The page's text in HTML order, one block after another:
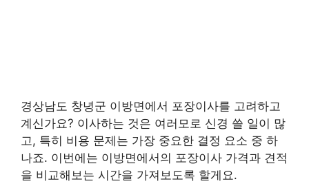
경상남도 창녕군 이방면에서 포장이사를 고려하고
계신가요? 이사하는 것은 여러모로 신경 쓸 일이 많
고, 특히 비용 문제는 가장 중요한 결정 요소 중 하
나죠. 이번에는 이방면에서의 포장이사 가격과 견적
을 비교해보는 시간을 가져보도록 할게요.